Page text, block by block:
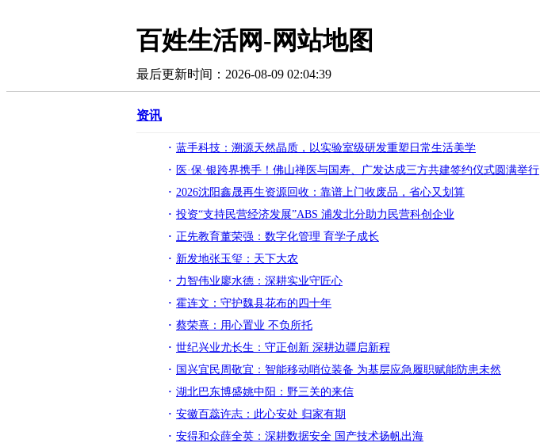
百姓生活网-网站地图
最后更新时间：2026-08-09 02:04:39
资讯
蓝手科技：溯源天然晶质，以实验室级研发重塑日常生活美学
医·保·银跨界携手！佛山禅医与国寿、广发达成三方共建签约仪式圆满举行
2026沈阳鑫晟再生资源回收：靠谱上门收废品，省心又划算
投资“支持民营经济发展”ABS 浦发北分助力民营科创企业
正先教育董荣强：数字化管理 育学子成长
新发地张玉玺：天下大农
力智伟业廖水德：深耕实业守匠心
霍连文：守护魏县花布的四十年
蔡荣熹：用心置业 不负所托
世纪兴业尤长生：守正创新 深耕边疆启新程
国兴宜民周敬宜：智能移动哨位装备 为基层应急履职赋能防患未然
湖北巴东博盛姚中阳：野三关的来信
安徽百蕊许志：此心安处 归家有期
安得和众薛全英：深耕数据安全 国产技术扬帆出海